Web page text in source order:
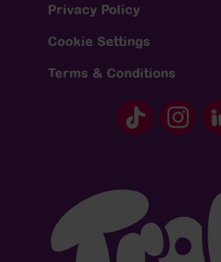
Privacy Policy
Cookie Settings
Terms & Conditions